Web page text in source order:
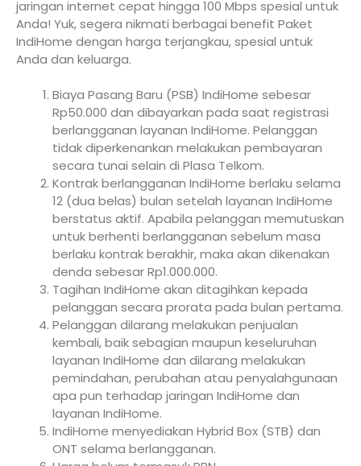
jaringan internet cepat hingga 100 Mbps spesial untuk
Anda! Yuk, segera nikmati berbagai benefit Paket
IndiHome dengan harga terjangkau, spesial untuk
Anda dan keluarga.
Biaya Pasang Baru (PSB) IndiHome sebesar
Rp50.000 dan dibayarkan pada saat registrasi
berlangganan layanan IndiHome. Pelanggan
tidak diperkenankan melakukan pembayaran
secara tunai selain di Plasa Telkom.
Kontrak berlangganan IndiHome berlaku selama
12 (dua belas) bulan setelah layanan IndiHome
berstatus aktif. Apabila pelanggan memutuskan
untuk berhenti berlangganan sebelum masa
berlaku kontrak berakhir, maka akan dikenakan
denda sebesar Rp1.000.000.
Tagihan IndiHome akan ditagihkan kepada
pelanggan secara prorata pada bulan pertama.
Pelanggan dilarang melakukan penjualan
kembali, baik sebagian maupun keseluruhan
layanan IndiHome dan dilarang melakukan
pemindahan, perubahan atau penyalahgunaan
apa pun terhadap jaringan IndiHome dan
layanan IndiHome.
IndiHome menyediakan Hybrid Box (STB) dan
ONT selama berlangganan.